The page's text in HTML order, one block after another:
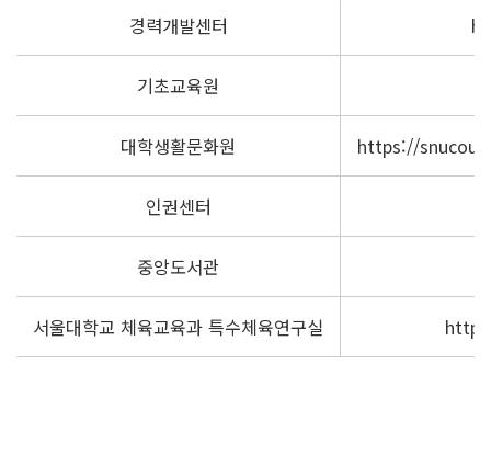
경력개발센터
기초교육원
대학생활문화원 https://
인권센터
중앙도서관
서울대학교 체육교육과 특수체육연구실